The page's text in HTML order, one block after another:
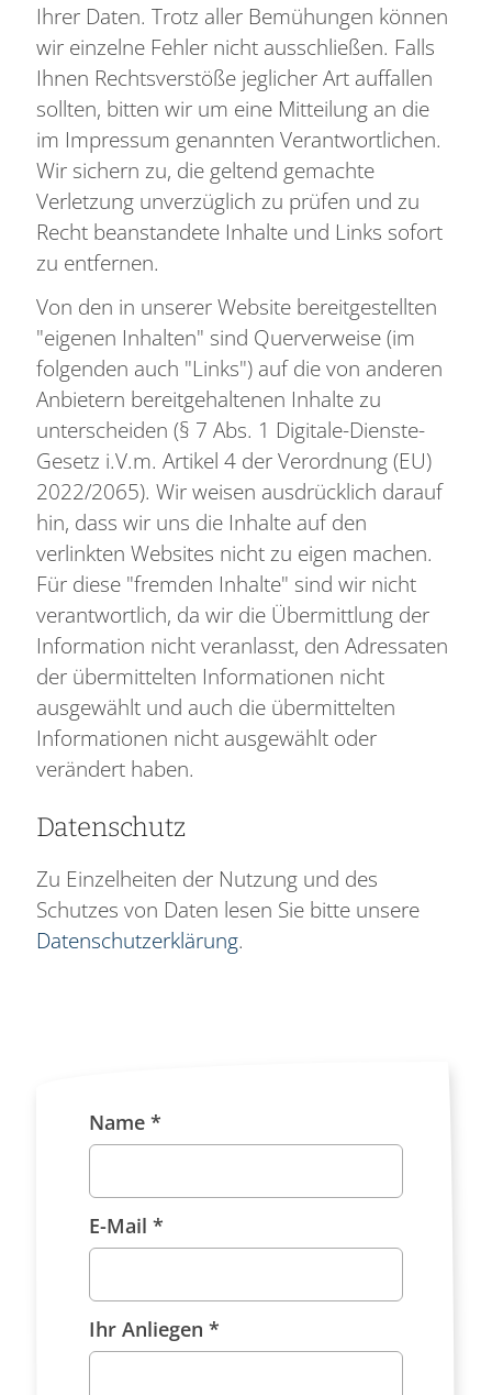
Ihrer Daten. Trotz aller Bemühungen können
wir einzelne Fehler nicht ausschließen. Falls
Ihnen Rechtsverstöße jeglicher Art auffallen
sollten, bitten wir um eine Mitteilung an die
im Impressum genannten Verantwortlichen.
Wir sichern zu, die geltend gemachte
Verletzung unverzüglich zu prüfen und zu
Recht beanstandete Inhalte und Links sofort
zu entfernen.
Von den in unserer Website bereitgestellten
"eigenen Inhalten" sind Querverweise (im
folgenden auch "Links") auf die von anderen
Anbietern bereitgehaltenen Inhalte zu
unterscheiden (§ 7 Abs. 1 Digitale-Dienste-
Gesetz i.V.m. Artikel 4 der Verordnung (EU)
2022/2065). Wir weisen ausdrücklich darauf
hin, dass wir uns die Inhalte auf den
verlinkten Websites nicht zu eigen machen.
Für diese "fremden Inhalte" sind wir nicht
verantwortlich, da wir die Übermittlung der
Information nicht veranlasst, den Adressaten
der übermittelten Informationen nicht
ausgewählt und auch die übermittelten
Informationen nicht ausgewählt oder
verändert haben.
Datenschutz
Zu Einzelheiten der Nutzung und des
Schutzes von Daten lesen Sie bitte unsere
Datenschutzerklärung.
Name *
E-Mail *
Ihr Anliegen *